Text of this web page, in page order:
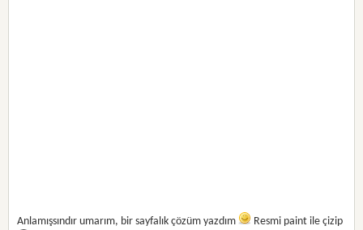
Anlamışsındır umarım, bir sayfalık çözüm yazdım Resmi paint ile çizip